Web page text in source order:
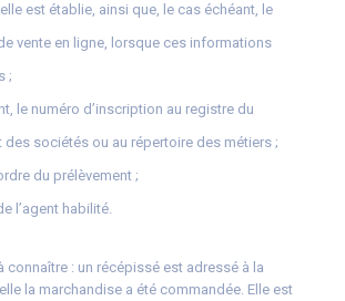
elle est établie, ainsi que, le cas échéant, le
vente en ligne, lorsque ces informations
;
le numéro d’inscription au registre du
des sociétés ou au répertoire des métiers ;
du prélèvement ;
l’agent habilité.
connaître : un récépissé est adressé à la
la marchandise a été commandée. Elle est